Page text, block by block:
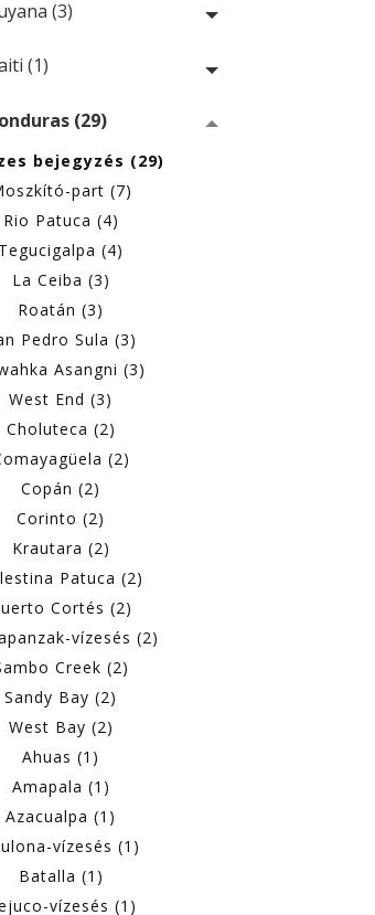
(3)
(1)
(29)
bejegyzés (29)
part (7)
Rio Patuca (4)
Tegucigalpa (4)
La Ceiba (3)
Roatán (3)
Pedro Sula (3)
Asangni (3)
West End (3)
Choluteca (2)
(2)
Copán (2)
Corinto (2)
Krautara (2)
Patuca (2)
Cortés (2)
vízesés (2)
Creek (2)
Sandy Bay (2)
West Bay (2)
Ahuas (1)
Amapala (1)
Azacualpa (1)
vízesés (1)
Batalla (1)
vízesés (1)